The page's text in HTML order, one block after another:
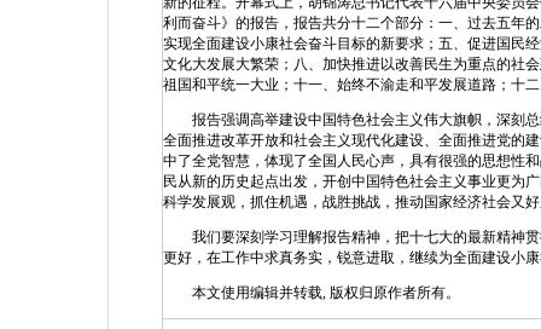
利而奋斗》的报告，报告共分十二个部分：一、过去五年
实现全面建设小康社会奋斗目标的新要求；五、促进国民
文化大发展大繁荣；八、加快推进以改善民生为重点的社
祖国和平统一大业；十一、始终不渝走和平发展道路；十
报告强调高举建设中国特色社会主义伟大旗帜，深刻总
全面推进改革开放和社会主义现代化建设、全面推进党的
中了全党智慧，体现了全国人民心声，具有很强的思想性
民从新的历史起点出发，开创中国特色社会主义事业更为
科学发展观，抓住机遇，战胜挑战，推动国家经济社会又
我们要深刻学习理解报告精神，把十七大的最新精神贯
更好，在工作中求真务实，锐意进取，继续为全面建设小
本文使用编辑并转载, 版权归原作者所有。